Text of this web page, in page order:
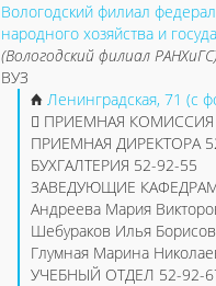
Вологодский филиал
народного хозяйства и
(Вологодский филиал РАНХиГС)
ВУЗ
Ленинградская, 71 (с
ПРИЕМНАЯ КОМИССИЯ
ПРИЕМНАЯ ДИРЕКТОРА
БУХГАЛТЕРИЯ 52-92-55
ЗАВЕДУЮЩИЕ
Андреева Мария
Шебураков Илья
Глумная Марина
УЧЕБНЫЙ ОТДЕЛ 52-92-